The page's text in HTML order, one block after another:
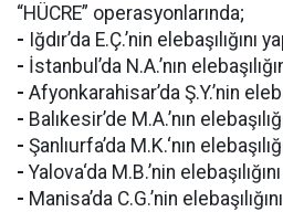
“HÜCRE” operasyonlarında;
- Iğdır’da E.Ç.’nin elebaşılığını
- İstanbul’da N.A.’nın
- Afyonkarahisar’da Ş.Y.’nin
- Balıkesir’de M.A.’nın
- Şanlıurfa’da M.K.‘nın
- Yalova‘da M.B.’nin
- Manisa’da C.G.’nin